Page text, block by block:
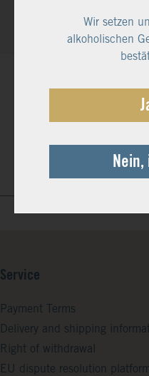
Service
Payment Terms
Delivery and shipping
Right of withdrawal
EU dispute resolution
Wir setzen
alkoholischen